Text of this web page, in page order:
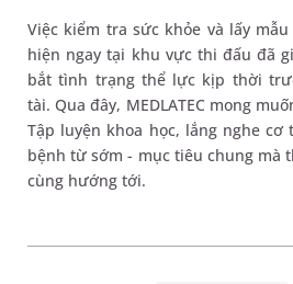
Việc kiểm tra sức khỏe và lấy
hiện ngay tại khu vực thi đấu đã
bắt tình trạng thể lực kịp thời
tài. Qua đây, MEDLATEC mong
Tập luyện khoa học, lắng nghe cơ
bệnh từ sớm - mục tiêu chung mà
cùng hướng tới.